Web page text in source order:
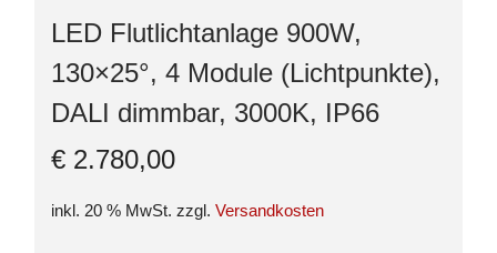
LED Flutlichtanlage 900W,
130×25°, 4 Module (Lichtpunkte),
DALI dimmbar, 3000K, IP66
€ 2.780,00
inkl. 20 % MwSt. zzgl. Versandkosten